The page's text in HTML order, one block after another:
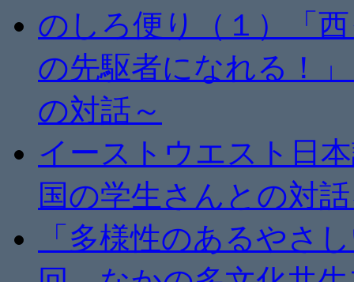
のしろ便り（１）「
の先駆者になれる！
の対話～
イーストウエスト日
国の学生さんとの対
「多様性のあるやさ